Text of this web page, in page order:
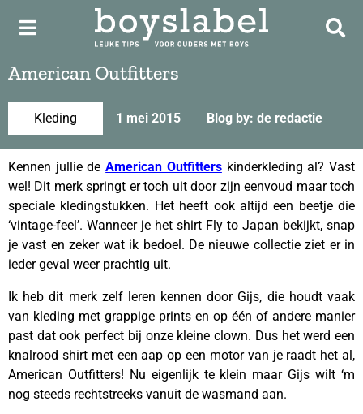
American Outfitters
Kleding 1 mei 2015 Blog by: de redactie
Kennen jullie deAmerican Outfitterskinderkleding al? Vast
wel! Dit merk springt er toch uit door zijn eenvoud maar toch
speciale kledingstukken. Het heeft ook altijd een beetje die
‘vintage-feel’. Wanneer je het shirt Fly to Japan bekijkt, snap
je vast en zeker wat ik bedoel. De nieuwe collectie ziet er in
ieder geval weer prachtig uit.
Ik heb dit merk zelf leren kennen door Gijs, die houdt vaak
van kleding met grappige prints en op één of andere manier
past dat ook perfect bij onze kleine clown. Dus het werd een
knalrood shirt met een aap op een motor van je raadt het al,
American Outfitters! Nu eigenlijk te klein maar Gijs wilt ‘m
nog steeds rechtstreeks vanuit de wasmand aan.